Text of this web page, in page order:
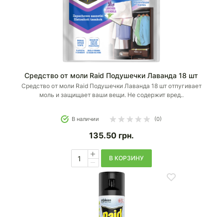
Средство от моли Raid Подушечки Лаванда 18 шт
Средство от моли Raid Подушечки Лаванда 18 шт отпугивает
моль и защищает ваши вещи. Не содержит вред..
В наличии (0)
135.50 грн.
В КОРЗИНУ